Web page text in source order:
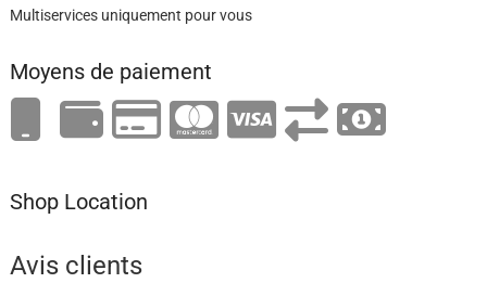
Multiservices uniquement pour vous
Moyens de paiement
Shop Location
Avis clients